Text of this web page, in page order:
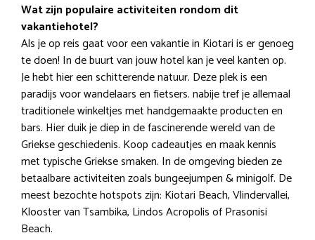
Wat zijn populaire activiteiten rondom dit
vakantiehotel?
Als je op reis gaat voor een vakantie in Kiotari is er genoeg
te doen! In de buurt van jouw hotel kan je veel kanten op.
Je hebt hier een schitterende natuur. Deze plek is een
paradijs voor wandelaars en fietsers. nabije tref je allemaal
traditionele winkeltjes met handgemaakte producten en
bars. Hier duik je diep in de fascinerende wereld van de
Griekse geschiedenis. Koop cadeautjes en maak kennis
met typische Griekse smaken. In de omgeving bieden ze
betaalbare activiteiten zoals bungeejumpen & minigolf. De
meest bezochte hotspots zijn: Kiotari Beach, Vlindervallei,
Klooster van Tsambika, Lindos Acropolis of Prasonisi
Beach.